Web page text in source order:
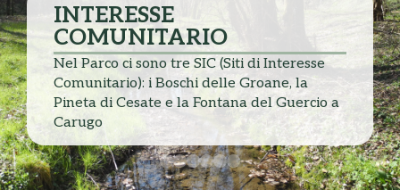
INTERESSE
COMUNITARIO
Nel Parco ci sono tre SIC (Siti di Interesse
Comunitario): i Boschi delle Groane, la
Pineta di Cesate e la Fontana del Guercio a
Carugo